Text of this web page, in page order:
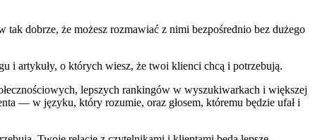
tak dobrze, że możesz rozmawiać z nimi bezpośrednio bez dużego
i artykuły, o których wiesz, że twoi klienci chcą i potrzebują.
lepszych rankingów w wyszukiwarkach i większej
— w języku, który rozumie, oraz głosem, któremu będzie ufał i